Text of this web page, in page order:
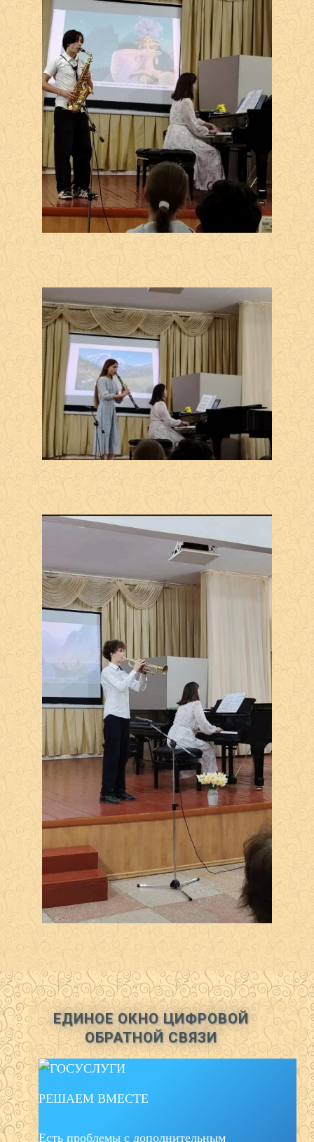
ЕДИНОЕ ОКНО ЦИФРОВОЙ
ОБРАТНОЙ СВЯЗИ
РЕШАЕМ ВМЕСТЕ
Есть проблемы с дополнительным